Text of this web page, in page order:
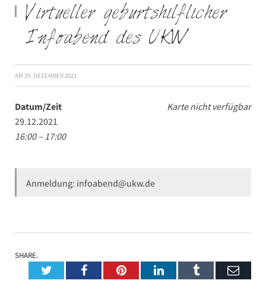
Virtueller geburtshilflicher
Infoabend des UKW
AM 29. DEZEMBER 2021
Karte nicht verfügbar
Datum/Zeit
29.12.2021
16:00 – 17:00
Anmeldung: infoabend@ukw.de
SHARE.
TwitterFacebookPinterestLinkedInTumblr